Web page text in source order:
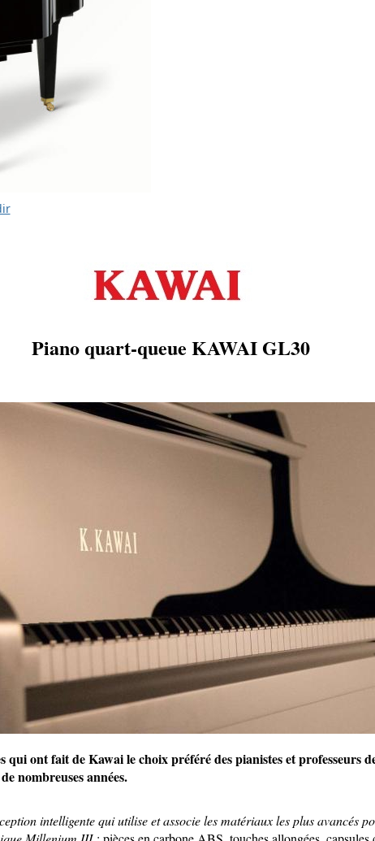
Piano quart-queue KAWAI GL30
qui ont fait de Kawai le choix préféré des pianistes et professeurs
nombreuses années.
intelligente qui utilise et associe les matériaux les plus avancés